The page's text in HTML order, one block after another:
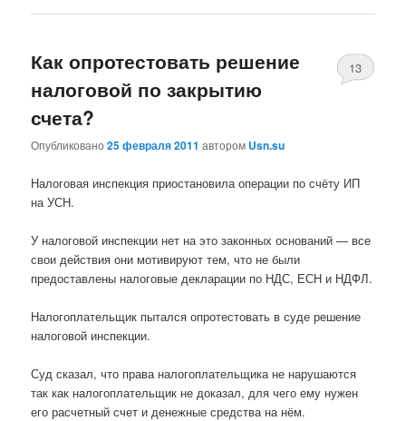
Как опротестовать решение
налоговой по закрытию
счета?
Опубликовано25 февраля 2011 автором Usn.su
13
Налоговая инспекция приостановила операции по счёту ИП
на УСН.
У налоговой инспекции нет на это законных оснований — все
свои действия они мотивируют тем, что не были
предоставлены налоговые декларации по НДС, ЕСН и НДФЛ.
Налогоплательщик пытался опротестовать в суде решение
налоговой инспекции.
Суд сказал, что права налогоплательщика не нарушаются
так как налогоплательщик не доказал, для чего ему нужен
его расчетный счет и денежные средства на нём.